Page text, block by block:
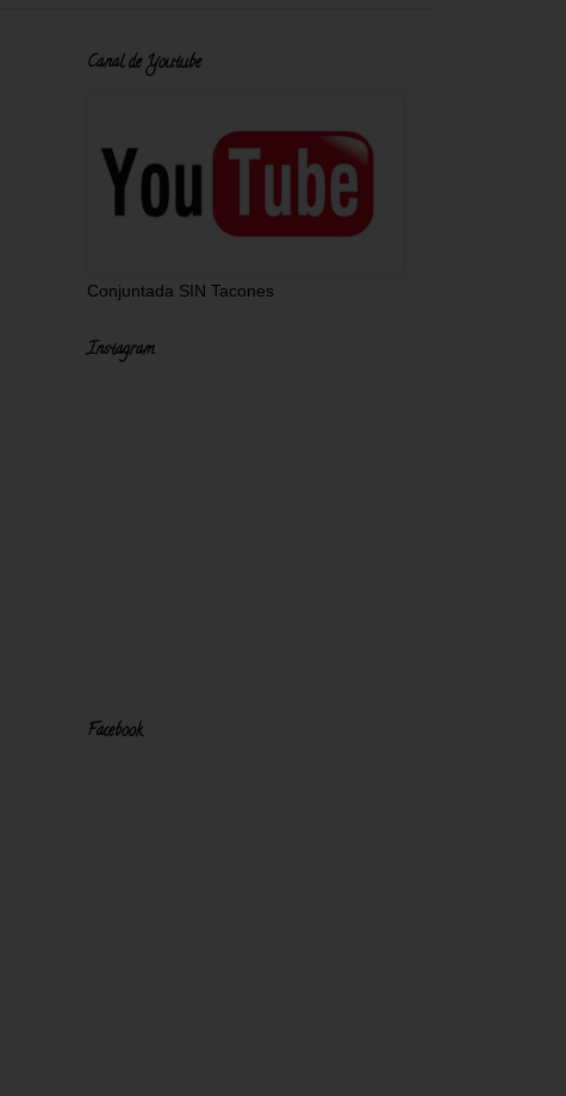
Canal de Youtube
Conjuntada SIN Tacones
Instagram
Facebook